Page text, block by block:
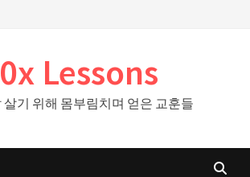
Lessons
살기 위해 몸부림치며 얻은 교훈들